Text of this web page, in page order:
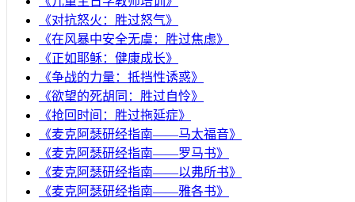
《对抗怒火：胜过怒气》
《在风暴中安全无虞：胜过焦虑》
《正如耶稣：健康成长》
《争战的力量：抵挡性诱惑》
《欲望的死胡同：胜过自怜》
《抢回时间：胜过拖延症》
《麦克阿瑟研经指南——马太福音》
《麦克阿瑟研经指南——罗马书》
《麦克阿瑟研经指南——以弗所书》
《麦克阿瑟研经指南——雅各书》